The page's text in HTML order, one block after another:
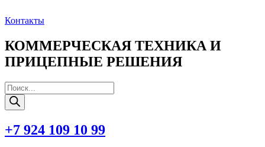
к
Контакты
КОММЕРЧЕСКАЯ ТЕХНИКА И
ПРИЦЕПНЫЕ РЕШЕНИЯ
Поиск
товаров
+7 924 109 10 99